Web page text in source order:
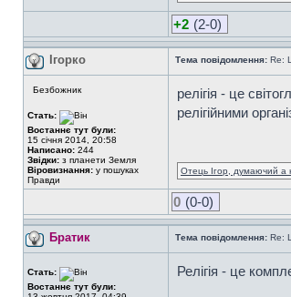
+2 (2-0)
Ігорко Тема повідомлення: Re:
Безбожник
Стать:
Востаннє тут були:
15 січня 2014, 20:58
Написано: 244
Звідки: з планети Земля
Віровизнання: у пошуках
Правди
релігія - це
релігійними
Отець Ігор, думаючий а
0 (0-0)
Братик Тема повідомлення: Re:
Стать:
Востаннє тут були:
Релігія - це